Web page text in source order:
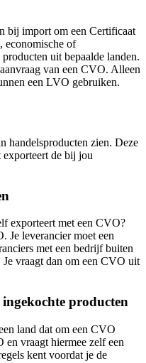
bij import om een Certificaat
of
uit bepaalde landen.
van een CVO. Alleen
een LVO gebruiken.
handelsproducten zien. Deze
de bij jou
exporteert met een CVO?
Je leverancier moet een
met een bedrijf buiten
vraagt dan om een CVO uit
producten
land dat om een CVO
en vraagt hiermee zelf een
kent voordat je de